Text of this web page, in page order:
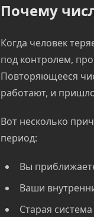
Почему
Когда человек
под контролем,
Повторяющееся
работают, и
Вот несколько
период:
Вы
Ваши
Старая